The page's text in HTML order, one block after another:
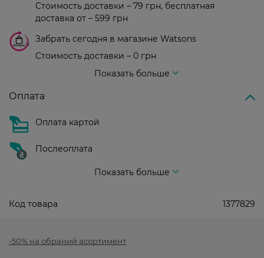
Стоимость доставки – 79 грн, бесплатная
доставка от – 599 грн
Забрать сегодня в магазине Watsons
Стоимость доставки – 0 грн
Показать больше
Оплата
Оплата картой
Послеоплата
Показать больше
Код товара 1377829
-50% на обраний асортимент